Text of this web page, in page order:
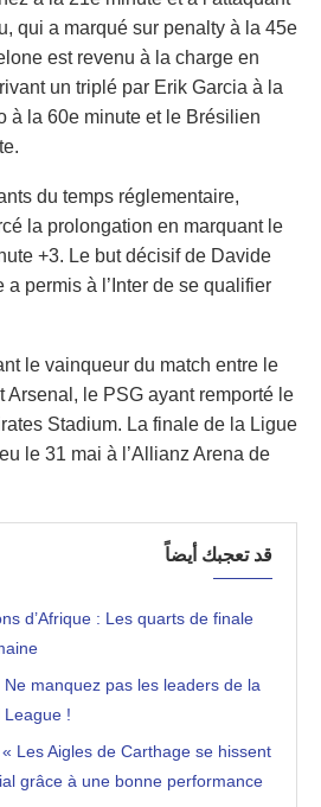
qui a marqué sur penalty à la 45e
est revenu à la charge en
un triplé par Erik Garcia à la
à la 60e minute et le Brésilien
du temps réglementaire,
la prolongation en marquant le
+3. Le but décisif de Davide
a permis à l’Inter de se qualifier
le vainqueur du match entre le
Arsenal, le PSG ayant remporté le
Stadium. La finale de la Ligue
le 31 mai à l’Allianz Arena de
قد تعجبك أيضاً
d’Afrique : Les quarts de finale
Ne manquez pas les leaders de la
League !
Les Aigles de Carthage se hissent
grâce à une bonne performance